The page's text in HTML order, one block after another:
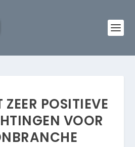
ZEER POSITIEVE
VOOR